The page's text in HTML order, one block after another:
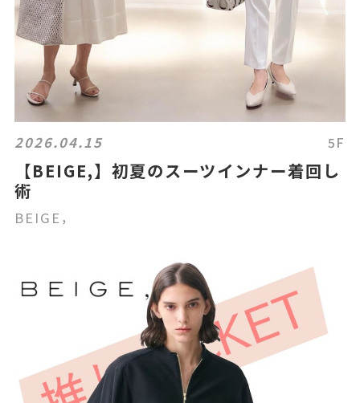
2026.04.15 5F
【BEIGE,】初夏のスーツインナー着回し
術
BEIGE，